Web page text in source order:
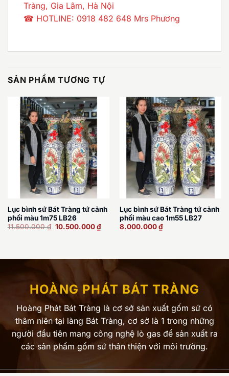
Tràng, Gia Lâm, Hà Nội
☎ HOTLINE: 0918 482 648 Mrs Phương
SẢN PHẨM TƯƠNG TỰ
Lục bình sứ Bát Tràng tứ cảnh
phối màu 1m75 LB26
11.500.000₫ Giá
10.500.000₫Giá
hiện
Lục bình sứ Bát Tràng tứ cảnh
phối màu cao 1m55 LB27
8.000.000₫
HOÀNG PHÁT BÁT TRÀNG
Hoàng Phát Bát Tràng là cơ sở sản xuất gốm sứ có
thâm niên tại làng Bát Tràng, cơ sở là 1 trong những
người đầu tiên mang công nghệ lò gas để sản xuất ra
các sản phẩm gốm sứ thân thiện với môi trường.